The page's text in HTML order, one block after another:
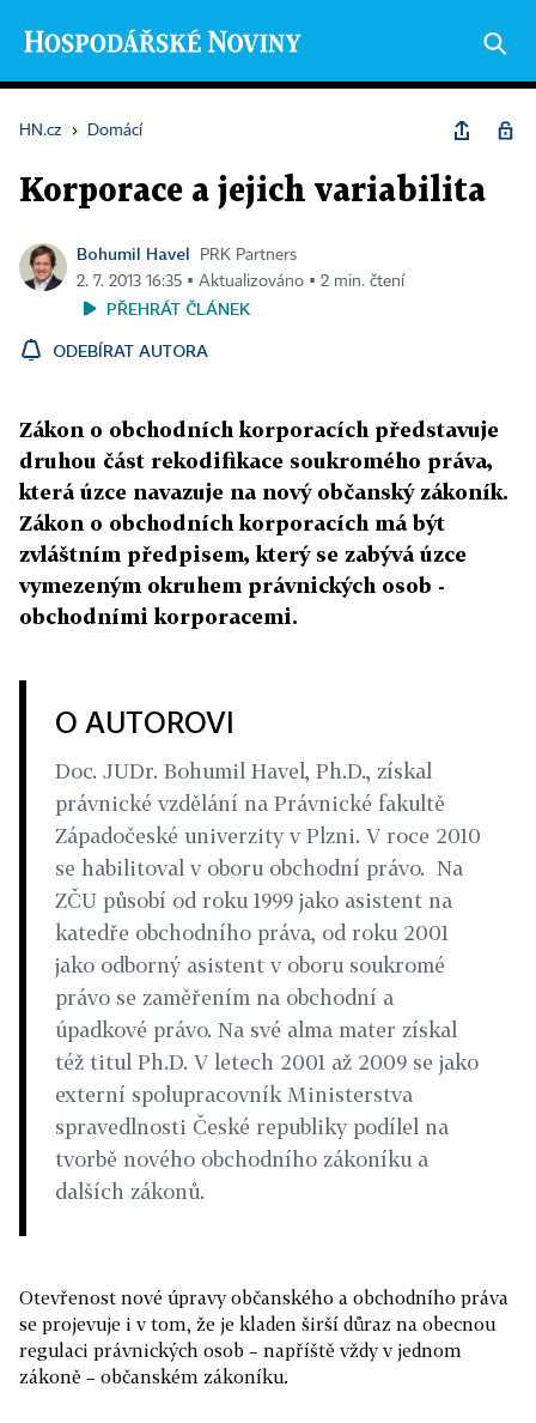
HN.cz › Domácí
Korporace a jejich variabilita
Bohumil Havel
PRK Partners
2. 7. 2013 16:35 ▪ Aktualizováno ▪ 2 min. čtení
PŘEHRÁT ČLÁNEK
ODEBÍRAT AUTORA
Zákon o obchodních korporacích představuje
druhou část rekodifikace soukromého práva,
která úzce navazuje na nový občanský zákoník.
Zákon o obchodních korporacích má být
zvláštním předpisem, který se zabývá úzce
vymezeným okruhem právnických osob -
obchodními korporacemi.
O AUTOROVI
Doc. JUDr. Bohumil Havel, Ph.D., získal
právnické vzdělání na Právnické fakultě
Západočeské univerzity v Plzni. V roce 2010
se habilitoval v oboru obchodní právo. Na
ZČU působí od roku 1999 jako asistent na
katedře obchodního práva, od roku 2001
jako odborný asistent v oboru soukromé
právo se zaměřením na obchodní a
úpadkové právo. Na své alma mater získal
též titul Ph.D. V letech 2001 až 2009 se jako
externí spolupracovník Ministerstva
spravedlnosti České republiky podílel na
tvorbě nového obchodního zákoníku a
dalších zákonů.
Otevřenost nové úpravy občanského a obchodního práva
se projevuje i v tom, že je kladen širší důraz na obecnou
regulaci právnických osob – napříště vždy v jednom
zákoně – občanském zákoníku.